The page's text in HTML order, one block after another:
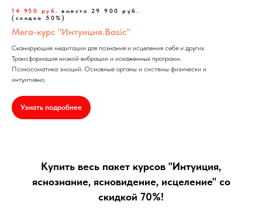
14 950 руб. вместо 29 900 руб.
(скидка 50%)
Мега-курс "Интуиция.Basic"
Сканирующие медитации для познания и исцеления себя и других.
Трансформация низкой вибрации и искаженных программ.
Психосоматика эмоций. Основные органы и системы физически и
интуитивно.
Узнать подробнее
Купить весь пакет курсов "Интуиция,
яснознание, ясновидение, исцеление" со
скидкой 70%!